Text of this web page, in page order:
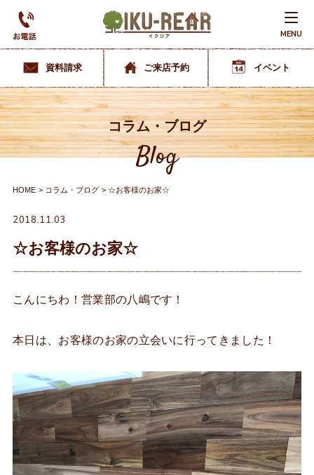
MENU
資料請求 ご来店予約 イベント
コラム・ブログ
Blog
HOME コラム・ブログ ☆お客様のお家☆
2018.11.03
☆お客様のお家☆
こんにちわ！営業部の八嶋です！
本日は、お客様のお家の立会いに行ってきました！